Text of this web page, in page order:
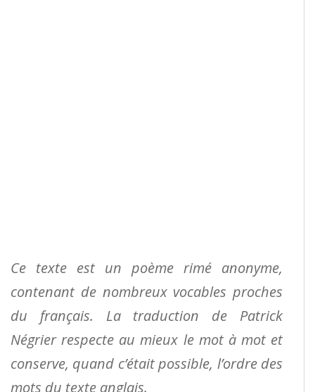
Ce texte est un poème rimé anonyme,
contenant de nombreux vocables proches
du français. La traduction de Patrick
Négrier respecte au mieux le mot à mot et
conserve, quand c’était possible, l’ordre des
mots du texte anglais.